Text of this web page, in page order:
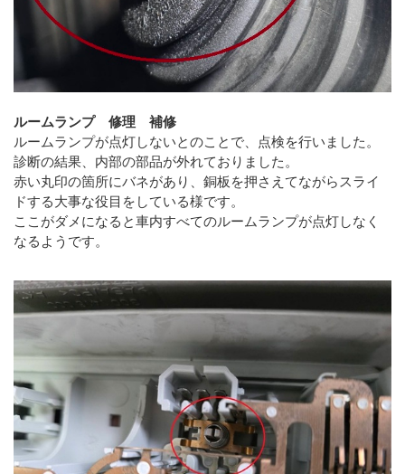
ルームランプ 修理 補修
ルームランプが点灯しないとのことで、点検を行いました。
診断の結果、内部の部品が外れておりました。
赤い丸印の箇所にバネがあり、銅板を押さえてながらスライ
ドする大事な役目をしている様です。
ここがダメになると車内すべてのルームランプが点灯しなく
なるようです。